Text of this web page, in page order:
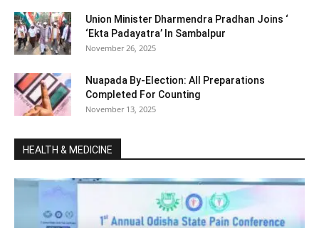
Union Minister Dharmendra Pradhan Joins ‘
‘Ekta Padayatra’ In Sambalpur
November 26, 2025
Nuapada By-Election: All Preparations
Completed For Counting
November 13, 2025
HEALTH & MEDICINE